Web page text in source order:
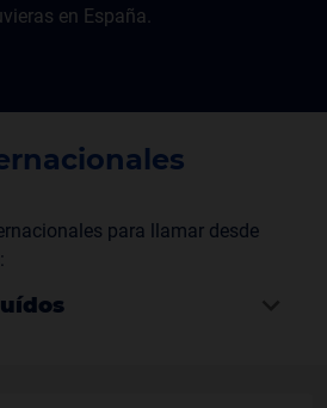
en España.
para llamar desde